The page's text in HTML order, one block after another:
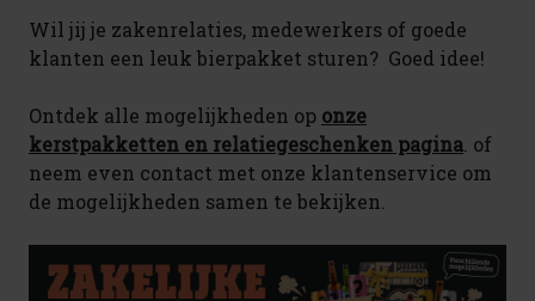
Wil jij je zakenrelaties, medewerkers of goede
klanten een leuk bierpakket sturen? Goed idee!
Ontdek alle mogelijkheden op onze
kerstpakketten en relatiegeschenken pagina . of
neem even contact met onze klantenservice om
de mogelijkheden samen te bekijken.